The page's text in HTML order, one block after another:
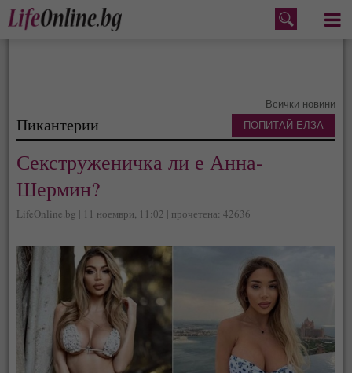
Меню
Всички новини
Пикантерии
Секструженичка ли е Анна-
Шермин?
LifeOnline.bg | 11 ноември, 11:02 | прочетена: 42636
ПОПИТАЙ ЕЛЗА